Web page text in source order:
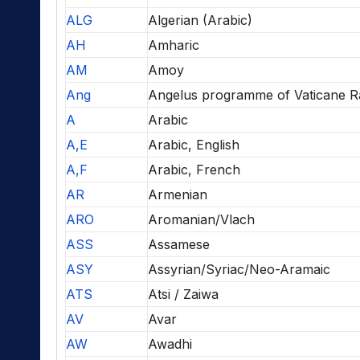
ALG
Algerian (Arabic)
AH
Amharic
AM
Amoy
Ang
Angelus programme of Vaticane
A
Arabic
A,E
Arabic, English
A,F
Arabic, French
AR
Armenian
ARO
Aromanian/Vlach
ASS
Assamese
ASY
Assyrian/Syriac/Neo-Aramaic
ATS
Atsi / Zaiwa
AV
Avar
AW
Awadhi